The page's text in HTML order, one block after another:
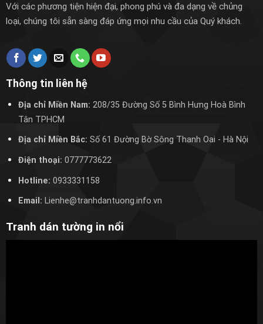
Với các phương tiện hiện đại, phong phú và đa dạng về chủng
loại, chúng tôi sẵn sàng đáp ứng mọi nhu cầu của Quý khách.
Thông tin liên hệ
Địa chỉ Miền Nam: 208/35 Đường Số 5 Bình Hưng Hoà Bình
Tân TPHCM
Địa chỉ Miền Bắc: Số 61 Đường Bờ Sông Thanh Oai - Hà Nội
Điện thoại: 0777773622
Hotline: 0933331158
Email: Lienhe@tranhdantuong.info.vn
Tranh dán tường in nổi